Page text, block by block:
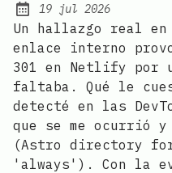
Published:
19 jul 2026
Un hallazgo real
enlace interno
301 en Netlify por
faltaba. Qué le
detecté en las
que se me ocurrió
(Astro directory
'always'). Con la